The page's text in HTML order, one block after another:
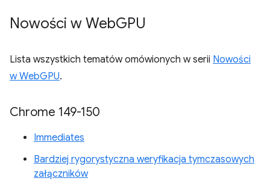
Nowości w WebGPU
Lista wszystkich tematów omówionych w serii Nowości
w WebGPU.
Chrome 149-150
Immediates
Bardziej rygorystyczna weryfikacja tymczasowych
załączników